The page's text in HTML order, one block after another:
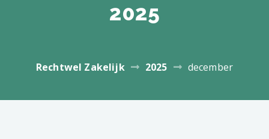
2025
Rechtwel Zakelijk 2025 december